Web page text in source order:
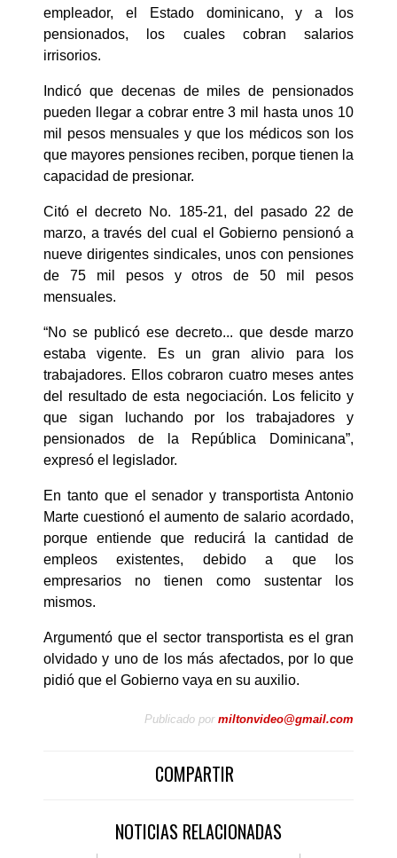
empleador, el Estado dominicano, y a los
pensionados, los cuales cobran salarios
irrisorios.
Indicó que decenas de miles de pensionados
pueden llegar a cobrar entre 3 mil hasta unos 10
mil pesos mensuales y que los médicos son los
que mayores pensiones reciben, porque tienen la
capacidad de presionar.
Citó el decreto No. 185-21, del pasado 22 de
marzo, a través del cual el Gobierno pensionó a
nueve dirigentes sindicales, unos con pensiones
de 75 mil pesos y otros de 50 mil pesos
mensuales.
“No se publicó ese decreto... que desde marzo
estaba vigente. Es un gran alivio para los
trabajadores. Ellos cobraron cuatro meses antes
del resultado de esta negociación. Los felicito y
que sigan luchando por los trabajadores y
pensionados de la República Dominicana”,
expresó el legislador.
En tanto que el senador y transportista Antonio
Marte cuestionó el aumento de salario acordado,
porque entiende que reducirá la cantidad de
empleos existentes, debido a que los
empresarios no tienen como sustentar los
mismos.
Argumentó que el sector transportista es el gran
olvidado y uno de los más afectados, por lo que
pidió que el Gobierno vaya en su auxilio.
Publicado por miltonvideo@gmail.com
COMPARTIR
NOTICIAS RELACIONADAS